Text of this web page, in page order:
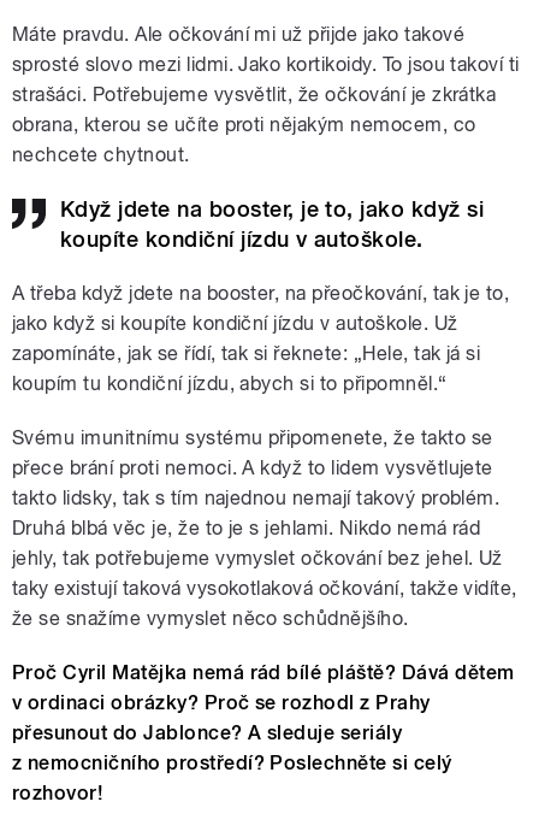
Máte pravdu. Ale očkování mi už přijde jako takové
sprosté slovo mezi lidmi. Jako kortikoidy. To jsou takoví ti
strašáci. Potřebujeme vysvětlit, že očkování je zkrátka
obrana, kterou se učíte proti nějakým nemocem, co
nechcete chytnout.
Když jdete na booster, je to, jako když si
koupíte kondiční jízdu v autoškole.
A třeba když jdete na booster, na přeočkování, tak je to,
jako když si koupíte kondiční jízdu v autoškole. Už
zapomínáte, jak se řídí, tak si řeknete: „Hele, tak já si
koupím tu kondiční jízdu, abych si to připomněl.“
Svému imunitnímu systému připomenete, že takto se
přece brání proti nemoci. A když to lidem vysvětlujete
takto lidsky, tak s tím najednou nemají takový problém.
Druhá blbá věc je, že to je s jehlami. Nikdo nemá rád
jehly, tak potřebujeme vymyslet očkování bez jehel. Už
taky existují taková vysokotlaková očkování, takže vidíte,
že se snažíme vymyslet něco schůdnějšího.
Proč Cyril Matějka nemá rád bílé pláště? Dává dětem
v ordinaci obrázky? Proč se rozhodl z Prahy
přesunout do Jablonce? A sleduje seriály
z nemocničního prostředí? Poslechněte si celý
rozhovor!